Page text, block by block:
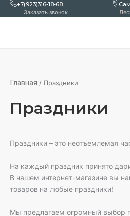
Перейти
к
+7(923)316-18-68
Заказать звонок
Главная / Праздники
Праздники
Праздники – это неотъемлемая
На каждый праздник принято
В нашем интернет-магазине вы
товаров на любые праздники!
Мы предлагаем огромный выбор